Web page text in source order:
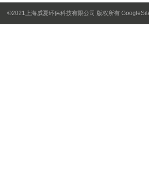
©2021上海威夏环保科技有限公司 版权所有